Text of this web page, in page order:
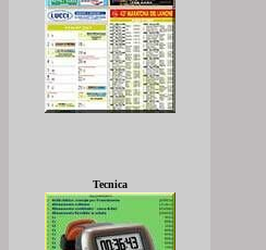
Tecnica